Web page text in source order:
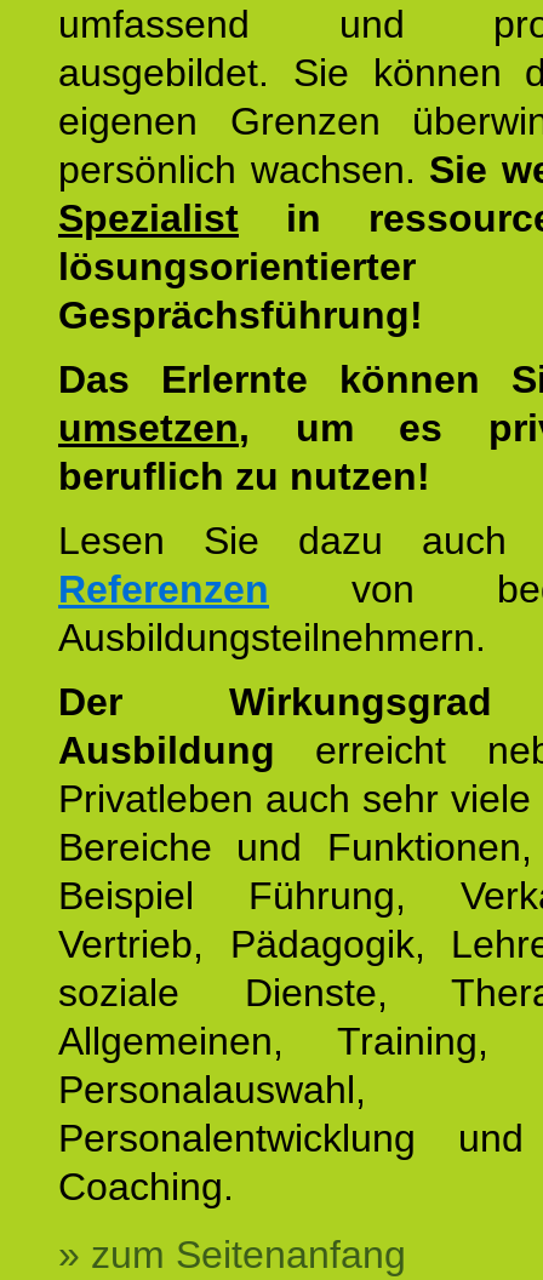
umfassend und
ausgebildet. Sie können
eigenen Grenzen
persönlich wachsen. Sie
Spezialist in
lösungsorientierter
Gesprächsführung!
Das Erlernte können
umsetzen, um es
beruflich zu nutzen!
Lesen Sie dazu
Referenzen von
Ausbildungsteilnehmern.
Der
Ausbildung erreicht
Privatleben auch sehr
Bereiche und
Beispiel Führung,
Vertrieb, Pädagogik,
soziale Dienste,
Allgemeinen, Training,
Personalauswahl,
Personalentwicklung
Coaching.
» zum Seitenanfang